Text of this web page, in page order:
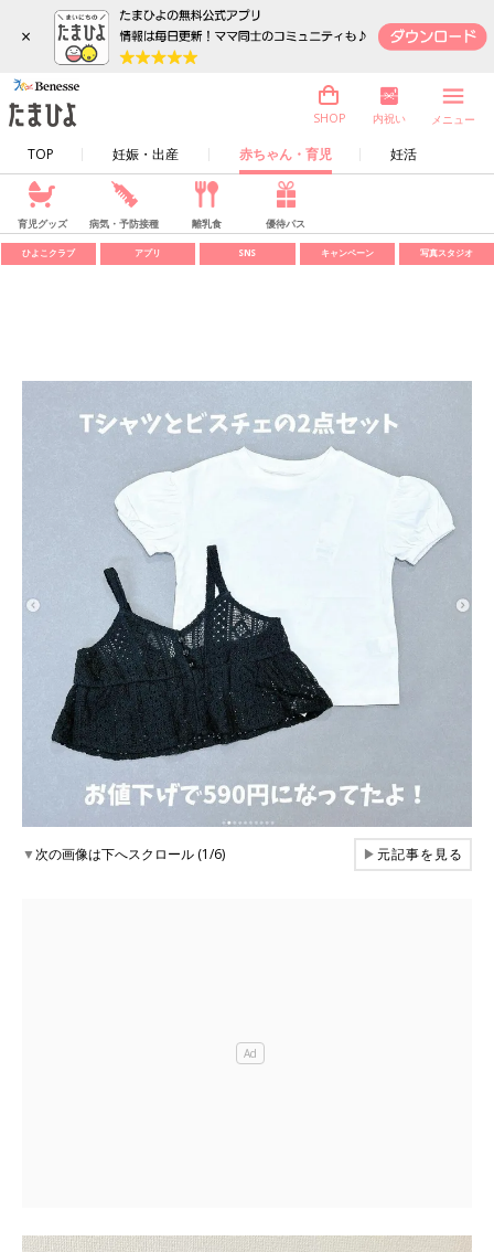
×
TOP 妊娠・出産 赤ちゃん・育児 妊活
SHOP 内祝い メニュー
育児グッズ 病気・予防接種 離乳食 優待パス
ひよこクラブ アプリ SNS キャンペーン 写真スタジオ
▼次の画像は下へスクロール (1/6) ▶元記事を見る